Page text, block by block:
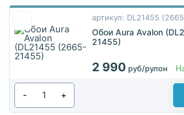
артикул: DL21455
Обои Aura Avalon
21455)
2 990 руб/рулон
- +